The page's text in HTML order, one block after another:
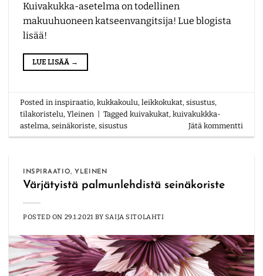
Kuivakukka-asetelma on todellinen
makuuhuoneen katseenvangitsija! Lue blogista
lisää!
LUE LISÄÄ →
Posted ininspiraatio,kukkakoulu,leikkokukat,sisustus,
tilakoristelu,Yleinen | Taggedkuivakukat,kuivakukkka-
astelma,seinäkoriste,sisustus Jätä kommentti
INSPIRAATIO, YLEINEN
Värjätyistä palmunlehdistä seinäkoriste
POSTED ON 29.1.2021 BY SAIJA SITOLAHTI